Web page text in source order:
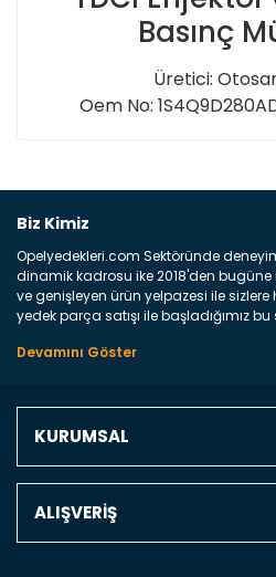
Basınç
Üretici:
Oem No:
Yorum
Biz Kimiz
Opelyedekleri.com Sektöründe
dinamik kadrosu ike 2018'den
ve genişleyen ürün yelpazesi ile sizlere
yedek parça satışı ile başladığımız
marka araçların ve FCA Grubun Fiat
Türkiyenin 4 bir yanına ve uluslarası
parça gelebilir ancak bunları biraz
KURUMSAL
ALIŞVERİŞ